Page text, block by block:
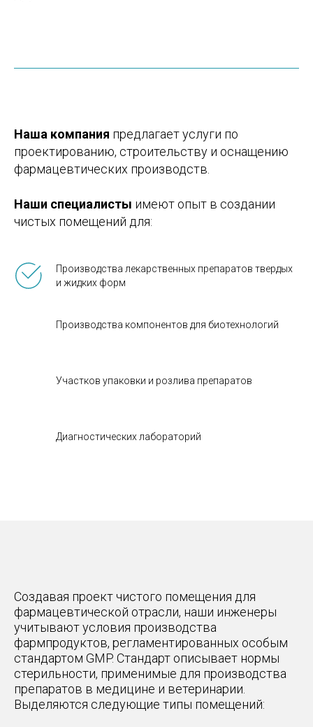
Наша компания предлагает услуги по
проектированию, строительству и оснащению
фармацевтических производств.
Наши специалисты имеют опыт в создании
чистых помещений для:
Производства лекарственных препаратов твердых
и жидких форм
Производства компонентов для биотехнологий
Участков упаковки и розлива препаратов
Диагностических лабораторий
Создавая проект чистого помещения для
фармацевтической отрасли, наши инженеры
учитывают условия производства
фармпродуктов, регламентированных особым
стандартом GMP. Стандарт описывает нормы
стерильности, применимые для производства
препаратов в медицине и ветеринарии.
Выделяются следующие типы помещений: